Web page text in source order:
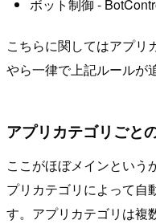
ボット制御 -
こちらに関してはアプリ
やら一律で上記ルールが
アプリカテゴリごと
ここがほぼメインという
プリカテゴリによって自
す。アプリカテゴリは複